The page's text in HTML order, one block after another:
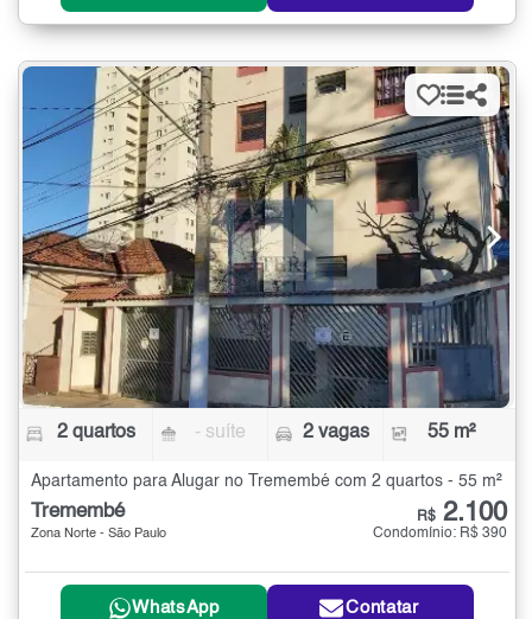
2 quartos - suíte 2 vagas 55 m²
Apartamento para Alugar no Tremembé com 2 quartos - 55 m²
Tremembé
Zona Norte - São Paulo
R$ 2.100
Condomínio: R$ 390
WhatsApp Contatar